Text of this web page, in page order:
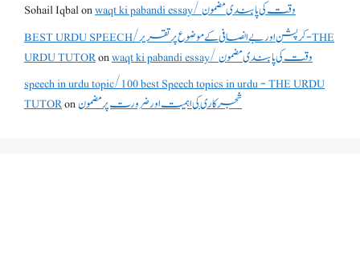
Sohail Iqbalon
waqt ki pabandi essay/ وقت کی پابندی مضمون
BEST URDU SPEECH/کرپشن اور بے انصافی کے موضوع پر تقریر - THE
URDU TUTORon
waqt ki pabandi essay/ وقت کی پابندی مضمون
speech in urdu topic/100 best Speech topics in urdu - THE URDU
TUTORonشجرکاری کی اہمیت اور ضرورت پر مضمون